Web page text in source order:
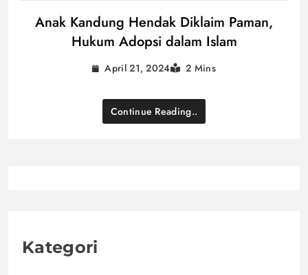
Anak Kandung Hendak Diklaim Paman,
Hukum Adopsi dalam Islam
April 21, 2024 2 Mins
Continue Reading..
Kategori